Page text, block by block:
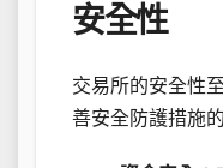
安全性
交易所的安全性
善安全防護措施